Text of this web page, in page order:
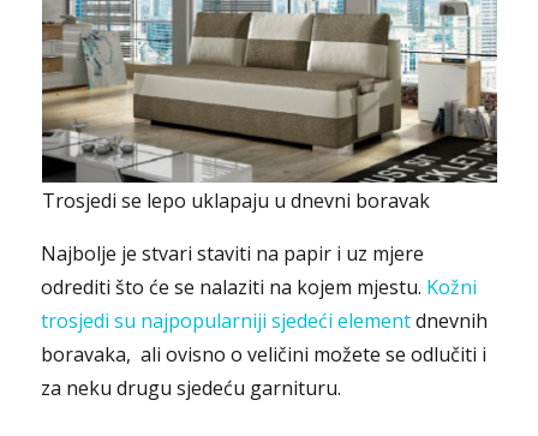
Trosjedi se lepo uklapaju u dnevni boravak
Najbolje je stvari staviti na papir i uz mjere
odrediti što će se nalaziti na kojem mjestu. Kožni
trosjedi su najpopularniji sjedeći elementdnevnih
boravaka, ali ovisno o veličini možete se odlučiti i
za neku drugu sjedeću garnituru.